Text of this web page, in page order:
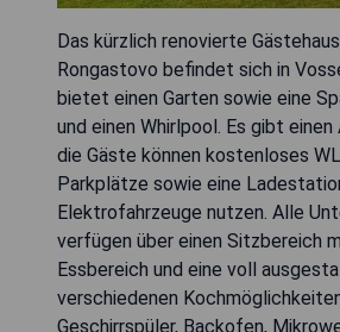
Das kürzlich renovierte
Rongastovo befindet sich in
bietet einen Garten sowie eine
und einen Whirlpool. Es gibt einen
die Gäste können kostenloses
Parkplätze sowie eine
Elektrofahrzeuge nutzen. Alle
verfügen über einen Sitzbereich
Essbereich und eine voll
verschiedenen
Geschirrspüler, Backofen,